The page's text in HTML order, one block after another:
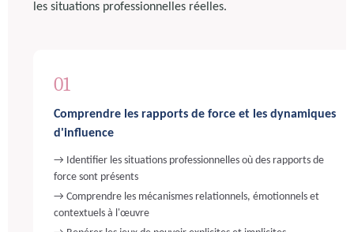
les situations professionnelles réelles.
01
Comprendre les rapports de force et les dynamiques
d'influence
→ Identifier les situations professionnelles où des rapports de
force sont présents
→ Comprendre les mécanismes relationnels, émotionnels et
contextuels à l'œuvre